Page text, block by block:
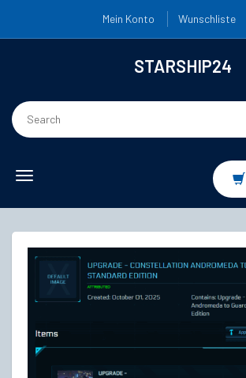
Mein Konto Wunschliste
STARSHIP24
Toggle